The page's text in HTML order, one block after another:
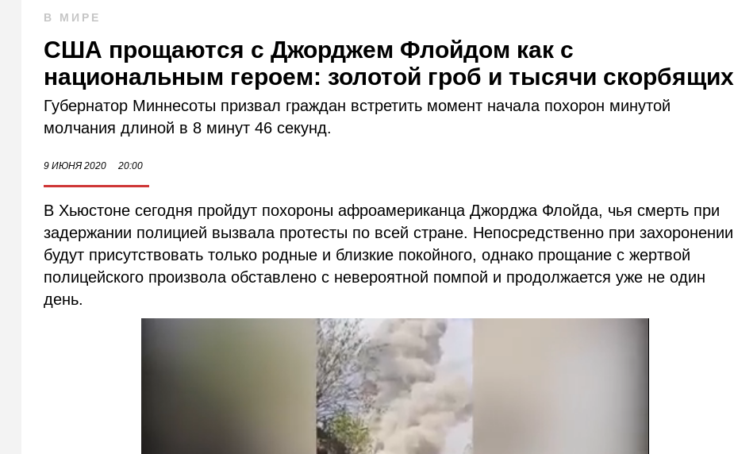
В МИРЕ
США прощаются с Джорджем Флойдом как с
национальным героем: золотой гроб и тысячи скорбящих
Губернатор Миннесоты призвал граждан встретить момент начала похорон минутой
молчания длиной в 8 минут 46 секунд.
9 ИЮНЯ 2020 20:00
В Хьюстоне сегодня пройдут похороны афроамериканца Джорджа Флойда, чья смерть при
задержании полицией вызвала протесты по всей стране. Непосредственно при захоронении
будут присутствовать только родные и близкие покойного, однако прощание с жертвой
полицейского произвола обставлено с невероятной помпой и продолжается уже не один
день.